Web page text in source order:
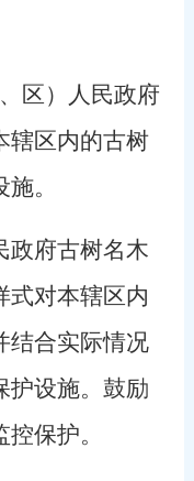
区）人民政府
辖区内的古树
。
府古树名木
式对本辖区内
结合实际情况
护设施。鼓励
保护。